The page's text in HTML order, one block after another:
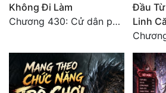
Không Đi Làm
Chương 430: Cử dân phạt thiên (3)
Đầu
Linh